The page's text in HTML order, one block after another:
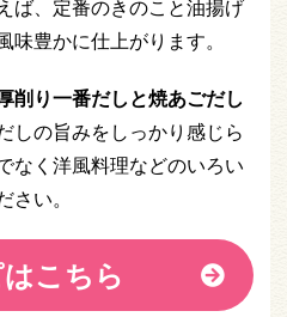
ば、定番のきのこと油揚げ
豊かに仕上がります。
削り一番だしと焼あごだし
しの旨みをしっかり感じら
なく洋風料理などのいろい
い。
こちら